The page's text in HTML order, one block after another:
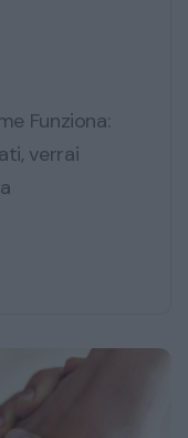
Funziona:
verrai